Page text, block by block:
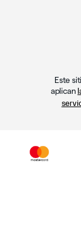
Este
aplican